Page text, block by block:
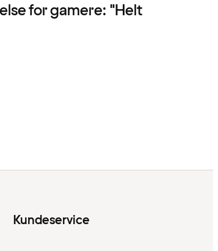
for gamere: "Helt
Kundeservice